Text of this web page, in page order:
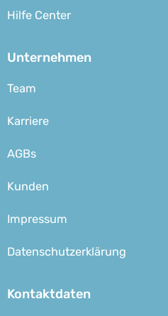
Hilfe Center
Unternehmen
Team
Karriere
AGBs
Kunden
Impressum
Datenschutzerklärung
Kontaktdaten